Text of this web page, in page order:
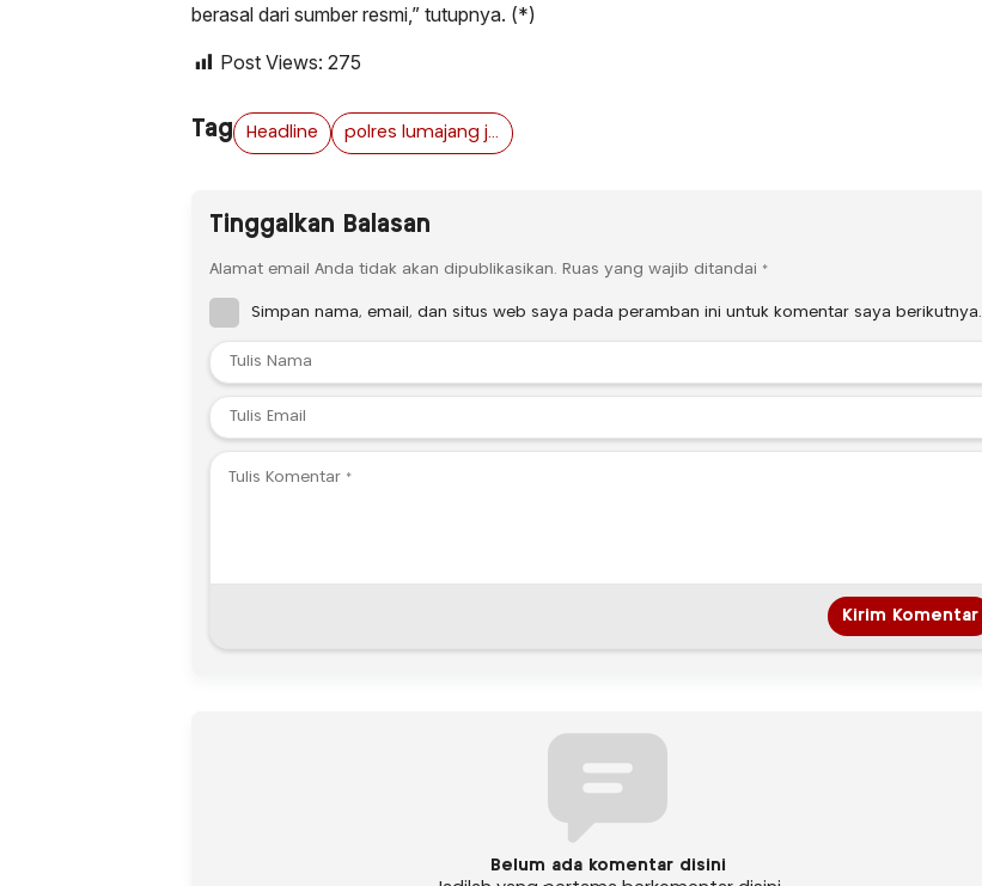
berasal dari sumber resmi,” tutupnya. (*)
Post Views: 275
Tag Headline polres lumajang jawa timur
Tinggalkan Balasan
Alamat email Anda tidak akan dipublikasikan. Ruas yang wajib ditandai *
Simpan nama, email, dan situs web saya pada peramban ini untuk komentar saya berikutnya.
Belum ada komentar disini